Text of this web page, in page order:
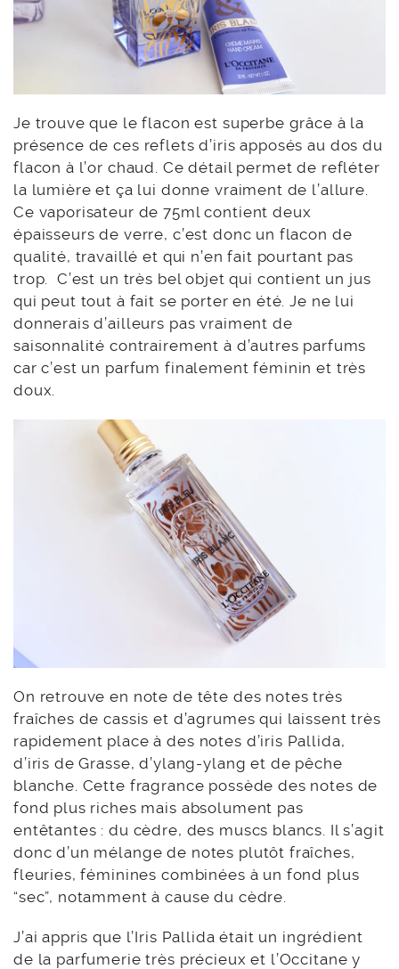
Je trouve que le flacon est superbe grâce à la
présence de ces reflets d’iris apposés au dos du
flacon à l’or chaud. Ce détail permet de refléter
la lumière et ça lui donne vraiment de l’allure.
Ce vaporisateur de 75ml contient deux
épaisseurs de verre, c’est donc un flacon de
qualité, travaillé et qui n’en fait pourtant pas
trop. C’est un très bel objet qui contient un jus
qui peut tout à fait se porter en été. Je ne lui
donnerais d’ailleurs pas vraiment de
saisonnalité contrairement à d’autres parfums
car c’est un parfum finalement féminin et très
doux.
On retrouve en note de tête des notes très
fraîches de cassis et d’agrumes qui laissent très
rapidement place à des notes d’iris Pallida,
d’iris de Grasse, d’ylang-ylang et de pêche
blanche. Cette fragrance possède des notes de
fond plus riches mais absolument pas
entêtantes : du cèdre, des muscs blancs. Il s’agit
donc d’un mélange de notes plutôt fraîches,
fleuries, féminines combinées à un fond plus
“sec”, notamment à cause du cèdre.
J’ai appris que l’Iris Pallida était un ingrédient
de la parfumerie très précieux et l’Occitane y